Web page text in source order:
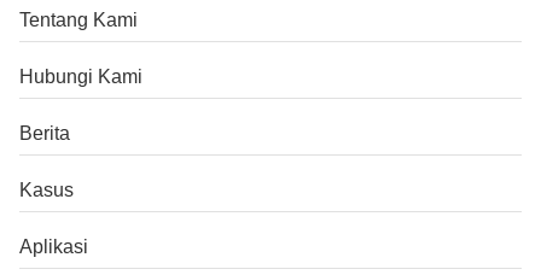
Tentang Kami
Hubungi Kami
Berita
Kasus
Aplikasi